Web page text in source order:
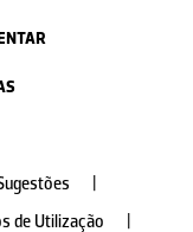
de Utilização